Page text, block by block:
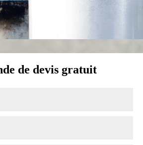
de devis gratuit